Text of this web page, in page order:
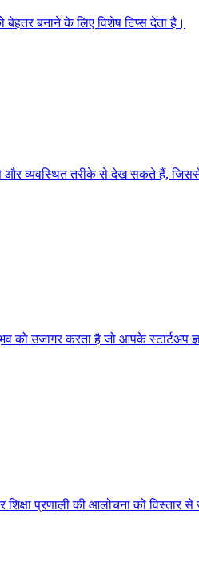
बनाने के लिए विशेष टिप्स देता है।
से और व्यवस्थित तरीके से देख सकते हैं,
उजागर करता है जो आपके स्टार्टअप
प्रणाली की आलोचना को विस्तार से